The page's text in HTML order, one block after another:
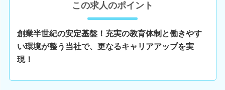
この求人のポイント
創業半世紀の安定基盤！充実の教育体制と働きやす
い環境が整う当社で、更なるキャリアアップを実
現！